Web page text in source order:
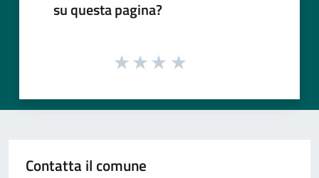
su questa pagina?
Contatta il comune